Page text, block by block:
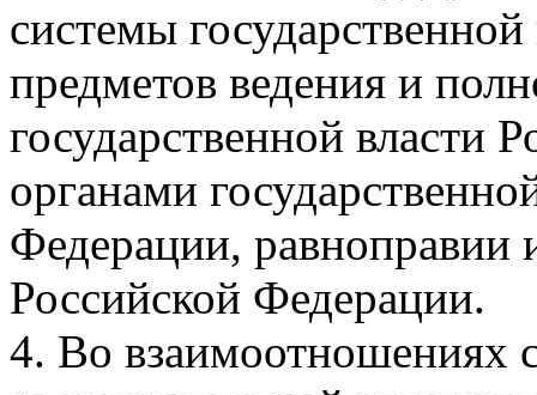
системы
предметов ведения и
государственной власти
органами
Федерации, равноправии
Российской Федерации.
4. Во взаимоотношениях